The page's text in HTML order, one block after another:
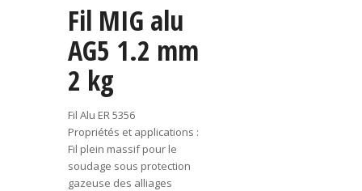
Fil MIG alu
AG5 1.2 mm
2 kg
Fil Alu ER 5356
Propriétés et applications :
Fil plein massif pour le
soudage sous protection
gazeuse des alliages